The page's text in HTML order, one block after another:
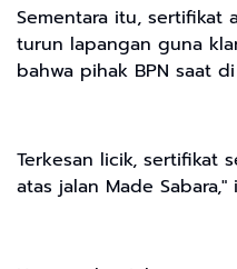
Sementara itu, sertifikat
turun lapangan guna
bahwa pihak BPN saat
Terkesan licik, sertifikat
atas jalan Made